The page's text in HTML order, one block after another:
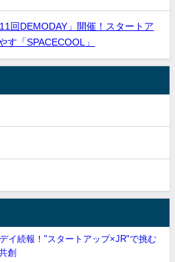
回DEMODAY」開催！スタートア
す「SPACECOOL」
イ続報！"スタートアップ×JR"で挑む
創